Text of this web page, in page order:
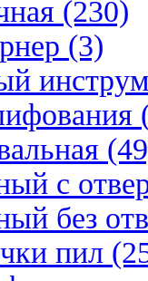
(230)
(3)
c
без
пил